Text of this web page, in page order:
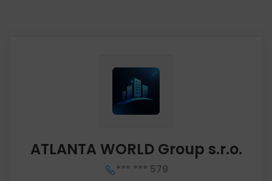
ATLANTA WORLD Group s.r.o.
*** *** 579